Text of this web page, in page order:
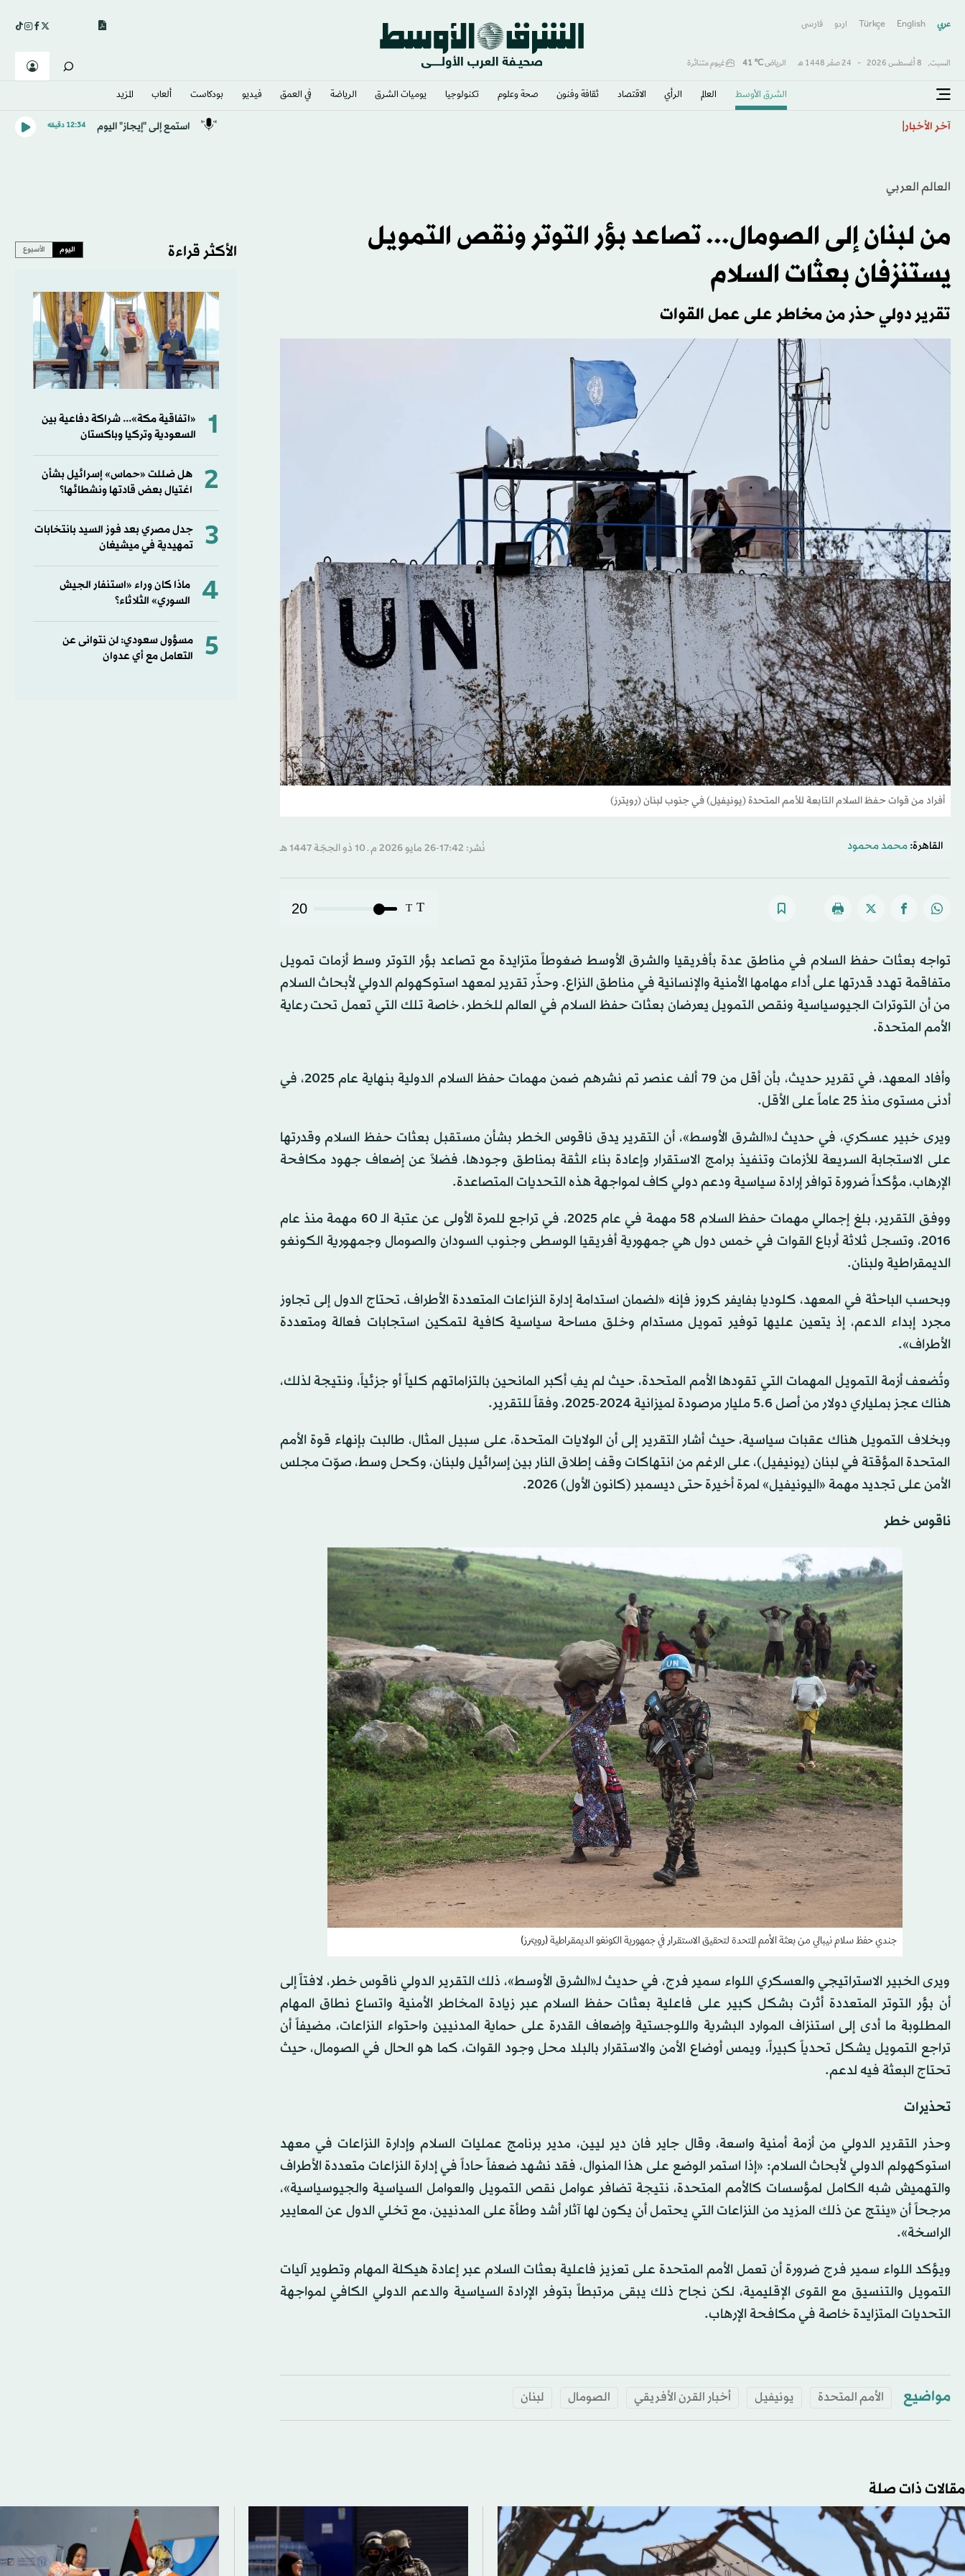
عربي English
Türkçe اردو فارسى
السبت, 8 أغسطس 2026 - 24 صفَر 1448 هـ الرياض℃
41 غيوم متناثرة
الشرق الأوسط​ العالم الرأي الاقتصاد ثقافة وفنون صحة وعلوم تكنولوجيا يوميات الشرق​ الرياضة في العمق فيديو بودكاست ألعاب المزيد
آخر الأخبار استمع إلى "إيجاز" اليوم 12:34 دقيقه
العالم العربي
من لبنان إلى الصومال... تصاعد بؤر التوتر ونقص التمويل
يستنزفان بعثات السلام
تقرير دولي حذر من مخاطر على عمل القوات
أفراد من قوات حفظ السلام التابعة للأمم المتحدة (يونيفيل) في جنوب لبنان (رويترز)
القاهرة: محمد محمود نُشر: 17:42-26 مايو 2026 م ـ 10 ذو الحِجّة 1447 هـ
T
T
20
تواجه بعثات حفظ السلام في مناطق عدة بأفريقيا والشرق الأوسط ضغوطاً متزايدة مع تصاعد بؤر التوتر وسط أزمات تمويل
متفاقمة تهدد قدرتها على أداء مهامها الأمنية والإنسانية في مناطق النزاع. وحذّر تقرير لمعهد استوكهولم الدولي لأبحاث السلام
من أن التوترات الجيوسياسية ونقص التمويل يعرضان بعثات حفظ السلام في العالم للخطر، خاصة تلك التي تعمل تحت رعاية
الأمم المتحدة.
وأفاد المعهد، في تقرير حديث، بأن أقل من 79 ألف عنصر تم نشرهم ضمن مهمات حفظ السلام الدولية بنهاية عام 2025، في
أدنى مستوى منذ 25 عاماً على الأقل.
ويرى خبير عسكري، في حديث لـ«الشرق الأوسط»، أن التقرير يدق ناقوس الخطر بشأن مستقبل بعثات حفظ السلام وقدرتها
على الاستجابة السريعة للأزمات وتنفيذ برامج الاستقرار وإعادة بناء الثقة بمناطق وجودها، فضلاً عن إضعاف جهود مكافحة
الإرهاب، مؤكداً ضرورة توافر إرادة سياسية ودعم دولي كاف لمواجهة هذه التحديات المتصاعدة.
ووفق التقرير، بلغ إجمالي مهمات حفظ السلام 58 مهمة في عام 2025، في تراجع للمرة الأولى عن عتبة الـ 60 مهمة منذ عام
2016، وتسجل ثلاثة أرباع القوات في خمس دول هي جمهورية أفريقيا الوسطى وجنوب السودان والصومال وجمهورية الكونغو
الديمقراطية ولبنان.
وبحسب الباحثة في المعهد، كلوديا بفايفر كروز فإنه «لضمان استدامة إدارة النزاعات المتعددة الأطراف، تحتاج الدول إلى تجاوز
مجرد إبداء الدعم، إذ يتعين عليها توفير تمويل مستدام وخلق مساحة سياسية كافية لتمكين استجابات فعالة ومتعددة
الأطراف».
وتُضعف أزمة التمويل المهمات التي تقودها الأمم المتحدة، حيث لم يفِ أكبر المانحين بالتزاماتهم كلياً أو جزئياً، ونتيجة لذلك،
هناك عجز بملياري دولار من أصل 5.6 مليار مرصودة لميزانية 2024-2025، وفقاً للتقرير.
وبخلاف التمويل هناك عقبات سياسية، حيث أشار التقرير إلى أن الولايات المتحدة، على سبيل المثال، طالبت بإنهاء قوة الأمم
المتحدة المؤقتة في لبنان (يونيفيل)، على الرغم من انتهاكات وقف إطلاق النار بين إسرائيل ولبنان، وكحل وسط، صوّت مجلس
الأمن على تجديد مهمة «اليونيفيل» لمرة أخيرة حتى ديسمبر (كانون الأول) 2026.
ناقوس خطر
جندي حفظ سلام نيبالي من بعثة الأمم المتحدة لتحقيق الاستقرار في جمهورية الكونغو الديمقراطية (رويترز)
ويرى الخبير الاستراتيجي والعسكري اللواء سمير فرج، في حديث لـ«الشرق الأوسط»، ذلك التقرير الدولي ناقوس خطر، لافتاً إلى
أن بؤر التوتر المتعددة أثرت بشكل كبير على فاعلية بعثات حفظ السلام عبر زيادة المخاطر الأمنية واتساع نطاق المهام
المطلوبة ما أدى إلى استنزاف الموارد البشرية واللوجستية وإضعاف القدرة على حماية المدنيين واحتواء النزاعات، مضيفاً أن
تراجع التمويل يشكل تحدياً كبيراً، ويمس أوضاع الأمن والاستقرار بالبلد محل وجود القوات، كما هو الحال في الصومال، حيث
تحتاج البعثة فيه لدعم.
تحذيرات
وحذر التقرير الدولي من أزمة أمنية واسعة، وقال جاير فان دير ليين، مدير برنامج عمليات السلام وإدارة النزاعات في معهد
استوكهولم الدولي لأبحاث السلام: «إذا استمر الوضع على هذا المنوال، فقد نشهد ضعفاً حاداً في إدارة النزاعات متعددة الأطراف
والتهميش شبه الكامل لمؤسسات كالأمم المتحدة، نتيجة تضافر عوامل نقص التمويل والعوامل السياسية والجيوسياسية»،
مرجحاً أن «ينتج عن ذلك المزيد من النزاعات التي يحتمل أن يكون لها آثار أشد وطأة على المدنيين، مع تخلي الدول عن المعايير
الراسخة».
ويؤكد اللواء سمير فرج ضرورة أن تعمل الأمم المتحدة على تعزيز فاعلية بعثات السلام عبر إعادة هيكلة المهام وتطوير آليات
التمويل والتنسيق مع القوى الإقليمية، لكن نجاح ذلك يبقى مرتبطاً بتوفر الإرادة السياسية والدعم الدولي الكافي لمواجهة
التحديات المتزايدة خاصة في مكافحة الإرهاب.
مواضيع الأمم المتحدة يونيفيل أخبار القرن الأفريقي الصومال لبنان
الأكثر قراءة اليوم الأسبوع
1
«اتفاقية مكة»... شراكة دفاعية بين
السعودية وتركيا وباكستان
2
هل ضللت «حماس» إسرائيل بشأن
اغتيال بعض قادتها ونشطائها؟
3
جدل مصري بعد فوز السيد بانتخابات
تمهيدية في ميشيغان
4
ماذا كان وراء «استنفار الجيش
السوري» الثلاثاء؟
5
مسؤول سعودي: لن نتوانى عن
التعامل مع أي عدوان
مقالات ذات صلة